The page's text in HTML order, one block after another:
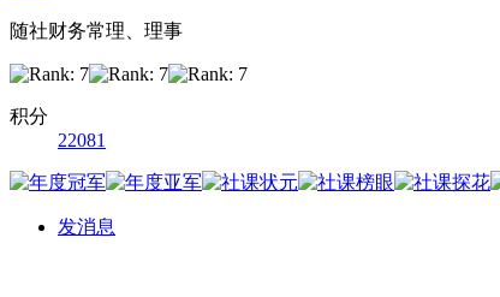
随社财务常理、理事
积分
22081
发消息